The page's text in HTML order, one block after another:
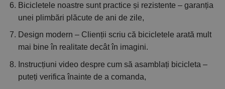
Bicicletele noastre sunt practice și rezistente – garanția
unei plimbări plăcute de ani de zile,
Design modern – Clienții scriu că bicicletele arată mult
mai bine în realitate decât în imagini.
Instrucțiuni video despre cum să asamblați bicicleta –
puteți verifica înainte de a comanda,